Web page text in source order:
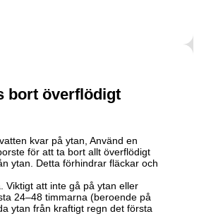
bort överflödigt
kvar på ytan, Använd en
för att ta bort allt överflödigt
ytan. Detta förhindrar fläckar och
Viktigt att inte gå på ytan eller
24–48 timmarna (beroende på
ytan från kraftigt regn det första